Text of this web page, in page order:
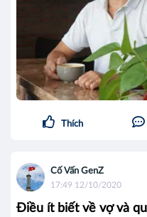
Thích
Cố Vấn GenZ
17:49 12/10/2020
Điều ít biết về vợ và